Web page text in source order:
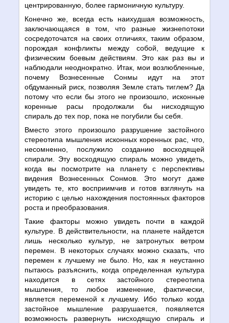
центрированную, более гармоничную культуру.
Конечно же, всегда есть наихудшая возможность,
заключающаяся в том, что разные жизнепотоки
сосредоточатся на своих отличиях, таким образом,
порождая конфликты между собой, ведущие к
физическим боевым действиям. Это как раз вы и
наблюдали неоднократно. Итак, мои возлюбленные,
почему Вознесенные Сонмы идут на этот
обдуманный риск, позволяя Земле стать тиглем? Да
потому что если бы этого не произошло, исконные
коренные расы продолжали бы нисходящую
спираль до тех пор, пока не погубили бы себя.
Вместо этого произошло разрушение застойного
стереотипа мышления исконных коренных рас, что,
несомненно, послужило созданию восходящей
спирали. Эту восходящую спираль можно увидеть,
когда вы посмотрите на планету с перспективы
видения Вознесенных Сонмов. Это могут даже
увидеть те, кто восприимчив и готов взглянуть на
историю с целью нахождения постоянных факторов
роста и преобразования.
Такие факторы можно увидеть почти в каждой
культуре. В действительности, на планете найдется
лишь несколько культур, не затронутых ветром
перемен. В некоторых случаях можно сказать, что
перемен к лучшему не было. Но, как я неустанно
пытаюсь разъяснить, когда определенная культура
находится в сетях застойного стереотипа
мышления, то любое изменение, фактически,
является переменой к лучшему. Ибо только когда
застойное мышление разрушается, появляется
возможность развернуть нисходящую спираль и